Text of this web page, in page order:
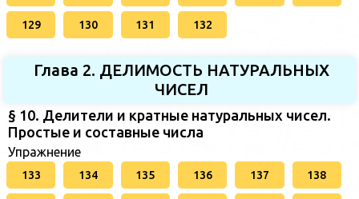
129 130 131 132
Глава 2. ДЕЛИМОСТЬ НАТУРАЛЬНЫХ
ЧИСЕЛ
§ 10. Делители и кратные натуральных чисел.
Простые и составные числа
Упражнение
133 134 135 136 137 138